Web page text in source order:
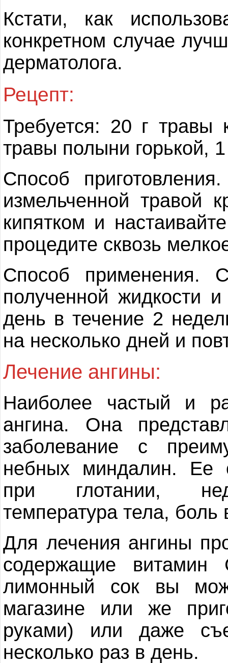
Кстати, как
конкретном случае
дерматолога.
Рецепт:
Требуется: 20 г
травы полыни горькой,
Способ
измельченной травой
кипятком и
процедите сквозь
Способ применения.
полученной жидкости
день в течение 2
на несколько дней и
Лечение ангины:
Наиболее частый и
ангина. Она
заболевание с
небных миндалин. Ее
при глотании,
температура тела, боль
Для лечения ангины
содержащие
лимонный сок вы
магазине или же
руками) или даже
несколько раз в день.